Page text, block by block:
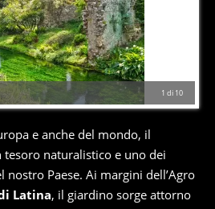
1 di 10
e anche del mondo, il
tesoro naturalistico e uno dei
nostro Paese. Ai margini dell’Agro
Latina, il giardino sorge attorno